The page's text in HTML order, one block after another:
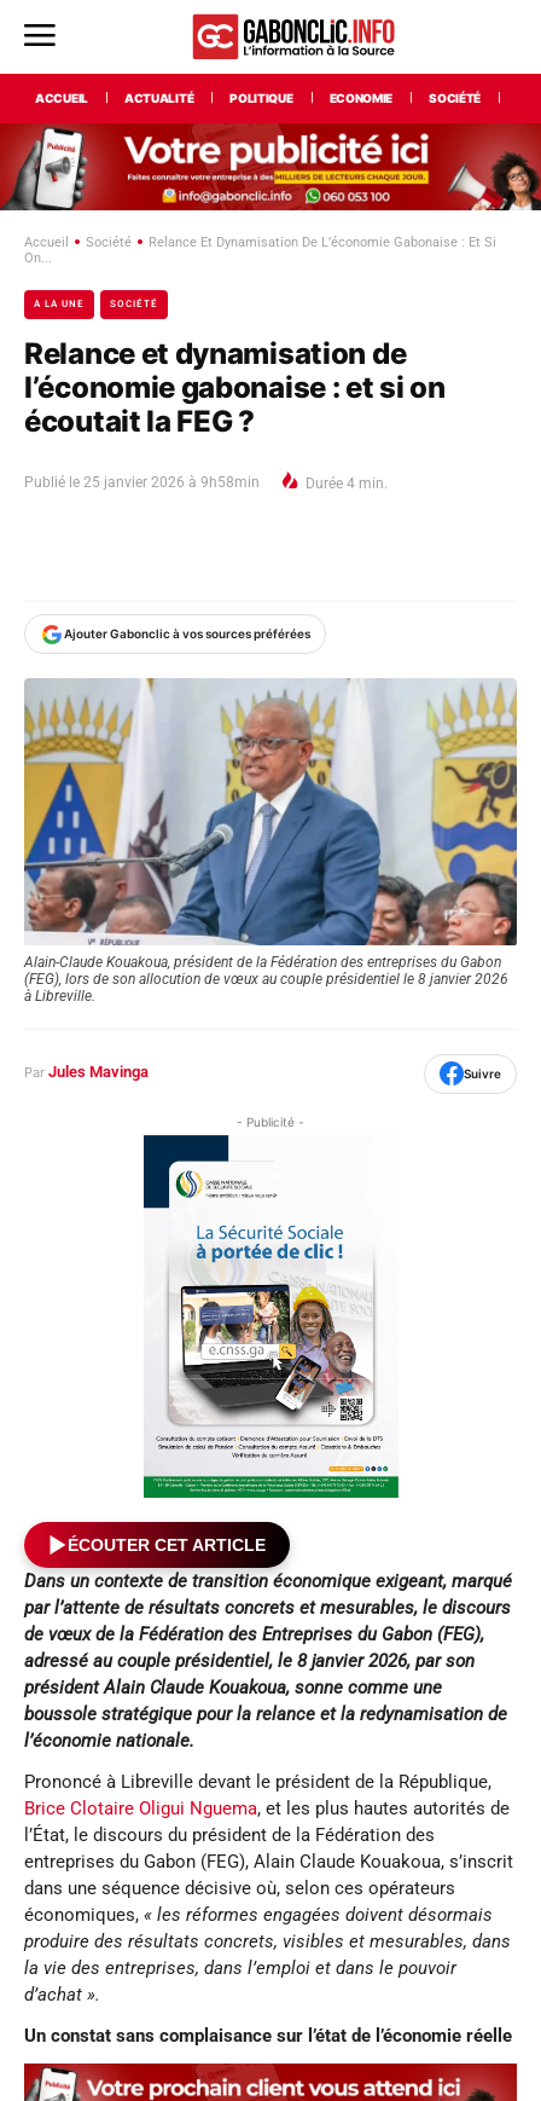
ACCUEIL ACTUALITÉ POLITIQUE ECONOMIE SOCIÉTÉ
Accueil Société
Relance Et Dynamisation De L’économie Gabonaise : Et Si
On...
A LA UNE SOCIÉTÉ
Relance et dynamisation de
l’économie gabonaise : et si on
écoutait la FEG ?
Publié le 25 janvier 2026 à 9h58min Durée 4 min.
Ajouter Gabonclic à vos sources préférées
Alain-Claude Kouakoua, président de la Fédération des entreprises du Gabon
(FEG), lors de son allocution de vœux au couple présidentiel le 8 janvier 2026
à Libreville.
Par Jules Mavinga Suivre
- Publicité -
ÉCOUTER CET ARTICLE
Dans un contexte de transition économique exigeant, marqué
par l’attente de résultats concrets et mesurables, le discours
de vœux de la Fédération des Entreprises du Gabon (FEG),
adressé au couple présidentiel, le 8 janvier 2026, par son
président Alain Claude Kouakoua, sonne comme une
boussole stratégique pour la relance et la redynamisation de
l’économie nationale.
Prononcé à Libreville devant le président de la République,
Brice Clotaire Oligui Nguema, et les plus hautes autorités de
l’État, le discours du président de la Fédération des
entreprises du Gabon (FEG), Alain Claude Kouakoua, s’inscrit
dans une séquence décisive où, selon ces opérateurs
économiques, « les réformes engagées doivent désormais
produire des résultats concrets, visibles et mesurables, dans
la vie des entreprises, dans l’emploi et dans le pouvoir
d’achat ».
Un constat sans complaisance sur l’état de l’économie réelle